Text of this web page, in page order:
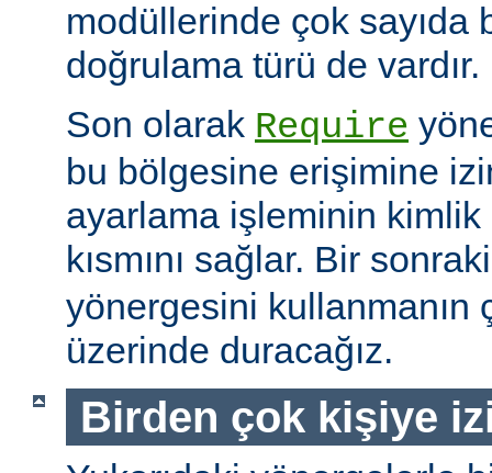
modüllerinde çok sayıda
doğrulama türü de vardır.
Son olarak Require
bu bölgesine erişimine
ayarlama işleminin kimlik
kısmını sağlar. Bir
yönergesini kullanmanın
üzerinde duracağız.
Birden çok kişiye